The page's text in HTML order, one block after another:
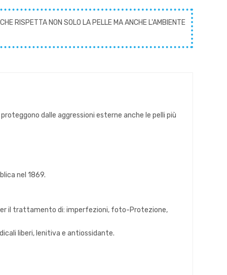
RISPETTA NON SOLO LA PELLE MA ANCHE L'AMBIENTE
dalle aggressioni esterne anche le pelli più
nel 1869.
il trattamento di: imperfezioni, foto-Protezione,
liberi, lenitiva e antiossidante.